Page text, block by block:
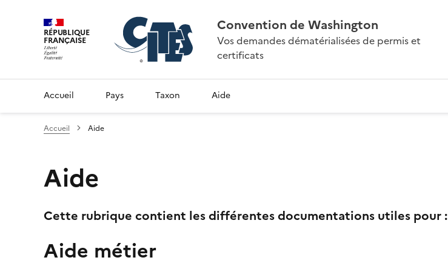
RÉPUBLIQUE
FRANÇAISE
Convention de Washington
Vos demandes dématérialisées de permis et
certificats
Accueil Pays Taxon Aide
Accueil Aide
Aide
Cette rubrique contient les différentes documentations utiles pour :
Aide métier